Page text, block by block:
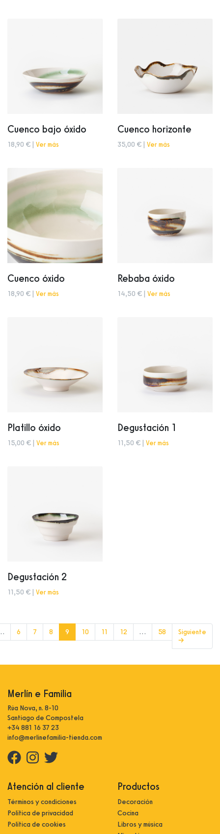
Cuenco bajo óxido
18,90 € | Ver más
Cuenco horizonte
35,00 € | Ver más
Cuenco óxido
18,90 € | Ver más
Rebaba óxido
14,50 € | Ver más
Platillo óxido
15,00 € | Ver más
Degustación 1
11,50 € | Ver más
Degustación 2
11,50 € | Ver más
6 7 8 9 (current)
10 11 12 … 58
Siguiente
→
Merlín e Familia
Rúa Nova, n. 8-10
Santiago de Compostela
+34 881 16 37 23
info@merlinefamilia-tienda.com
Atención al cliente
Términos y condiciones
Política de privacidad
Política de cookies
Productos
Decoración
Cocina
Libros y música